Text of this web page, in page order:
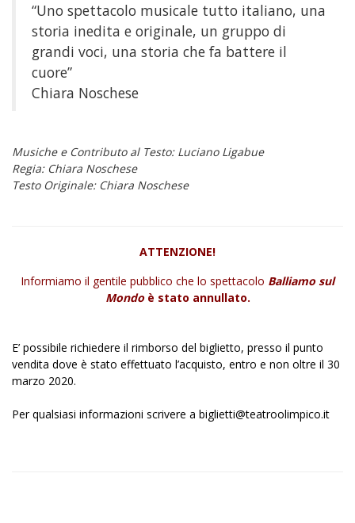
“Uno spettacolo musicale tutto italiano, una
storia inedita e originale, un gruppo di
grandi voci, una storia che fa battere il
cuore”
Chiara Noschese
Musiche e Contributo al Testo: Luciano Ligabue
Regia: Chiara Noschese
Testo Originale: Chiara Noschese
ATTENZIONE!
Informiamo il gentile pubblico che lo spettacolo Balliamo sul
Mondo è stato annullato.
E’ possibile richiedere il rimborso del biglietto, presso il punto
vendita dove è stato effettuato l’acquisto, entro e non oltre il 30
marzo 2020.
Per qualsiasi informazioni scrivere a biglietti@teatroolimpico.it